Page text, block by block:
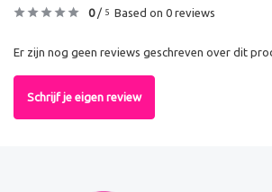
0/ 5 Based on 0 reviews
Er zijn nog geen reviews geschreven over dit
Schrijf je eigen review